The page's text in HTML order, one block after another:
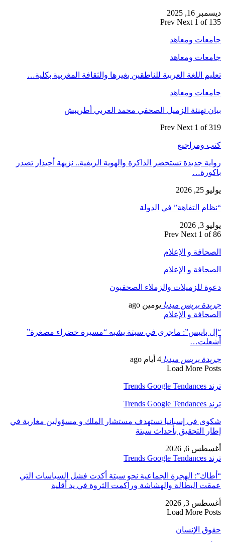
ديسمبر 16, 2025
Prev Next 1 of 135
جامعات ومعاهد
جامعات ومعاهد
تعليم اللغة العربية للناطقين بغيرها والثقافة المغربية بكلية…
جامعات ومعاهد
بيان تهنئة الزميل الصحفي محمد العربي أطريبش
Prev Next 1 of 319
كتب ومراجيع
رواية جديدة تستحضر الذاكرة والهوية الريفية.. نزيهة أحيذار تصدر
باكورة…
يوليو 25, 2026
“نظام التفاهة” في الدولة
يوليو 3, 2026
Prev Next 1 of 86
الصحافة و الإعلام
الصحافة و الإعلام
دعوة للزميلات والزملاء الصحفيون
جريدة بريس ميديا يومين ago
الصحافة و الإعلام
“إل باييس”: ماجرى في سبتة يشبه “مسيرة خضراء مصغرة”
أشعلت…
جريدة بريس ميديا 4 أيام ago
Load More Posts
ترند Trends Google Tendances
ترند Trends Google Tendances
شكوى في إسبانيا تستهدف مستشار الملك و مسؤولين مغاربة في
إطار التحقيق بأحداث سبتة
أغسطس 6, 2026
ترند Trends Google Tendances
“أطاك”: الهجرة الجماعية نحو سبتة أكدت فشل السياسات التي
عمقت البطالة والهشاشة وراكمت الثروة في يد أقلية
أغسطس 3, 2026
Load More Posts
حقوق الإنسان